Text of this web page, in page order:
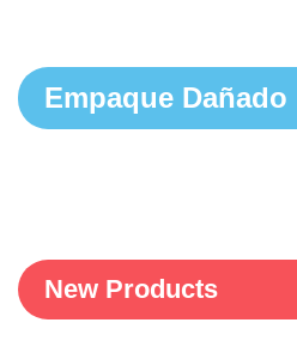
Empaque Dañado
New Products